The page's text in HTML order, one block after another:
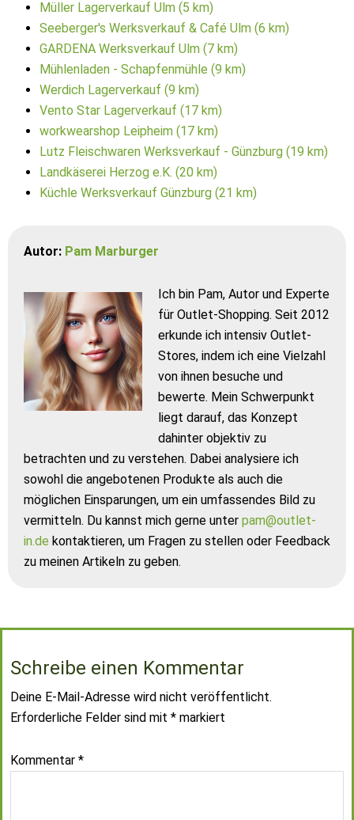
Müller Lagerverkauf Ulm (5 km)
Seeberger's Werksverkauf & Café Ulm (6 km)
GARDENA Werksverkauf Ulm (7 km)
Mühlenladen - Schapfenmühle (9 km)
Werdich Lagerverkauf (9 km)
Vento Star Lagerverkauf (17 km)
workwearshop Leipheim (17 km)
Lutz Fleischwaren Werksverkauf - Günzburg (19 km)
Landkäserei Herzog e.K. (20 km)
Küchle Werksverkauf Günzburg (21 km)
Autor: Pam Marburger
Ich bin Pam, Autor und Experte
für Outlet-Shopping. Seit 2012
erkunde ich intensiv Outlet-
Stores, indem ich eine Vielzahl
von ihnen besuche und
bewerte. Mein Schwerpunkt
liegt darauf, das Konzept
dahinter objektiv zu
betrachten und zu verstehen. Dabei analysiere ich
sowohl die angebotenen Produkte als auch die
möglichen Einsparungen, um ein umfassendes Bild zu
vermitteln. Du kannst mich gerne unter pam@outlet-
in.de kontaktieren, um Fragen zu stellen oder Feedback
zu meinen Artikeln zu geben.
Schreibe einen Kommentar
Deine E-Mail-Adresse wird nicht veröffentlicht.
Erforderliche Felder sind mit * markiert
Kommentar *